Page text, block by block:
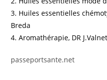
3. Huiles essentielles
Breda
4. Aromathérapie, DR J.Valnet
passeportsante.net